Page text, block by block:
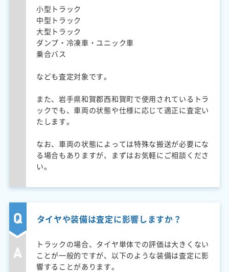
小型トラック
中型トラック
大型トラック
ダンプ・冷凍車・ユニック車
乗合バス
なども査定対象です。
また、岩手県和賀郡西和賀町で使用されているトラ
ックでも、車両の状態や仕様に応じて適正に査定い
たします。
なお、車両の状態によっては特殊な搬送が必要にな
る場合もありますが、まずはお気軽にご相談くださ
い。
タイヤや装備は査定に影響しますか？
トラックの場合、タイヤ単体での評価は大きくない
ことが一般的ですが、以下のような装備は査定に影
響することがあります。